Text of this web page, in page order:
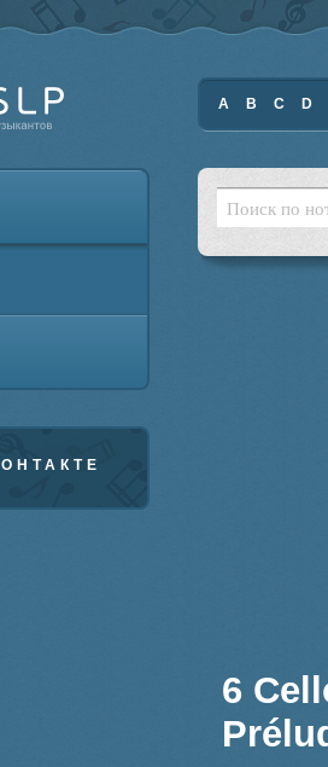
A B C D
6